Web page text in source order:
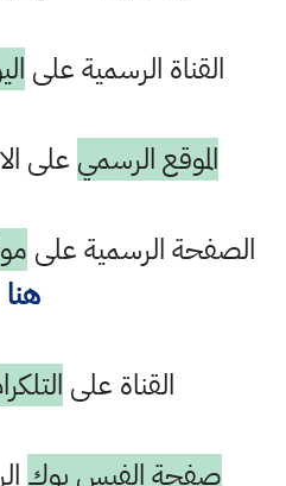
القناة الرسمية على
الموقع الرسمي على
الصفحة الرسمية على
هنا
القناة على
صفحة الفيس بوك